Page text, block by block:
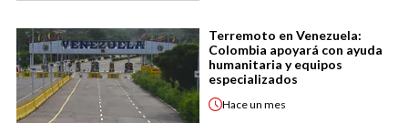
Terremoto en Venezuela:
Colombia apoyará con ayuda
humanitaria y equipos
especializados
Haceun mes